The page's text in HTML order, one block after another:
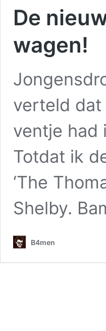
De
wagen!
verteld dat
ventje had
Totdat ik
‘The
Shelby.
B4men